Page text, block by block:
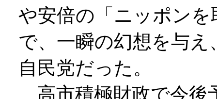
や安倍の「ニッポン
で、一瞬の幻想を与
自民党だった。
高市積極財政で今後